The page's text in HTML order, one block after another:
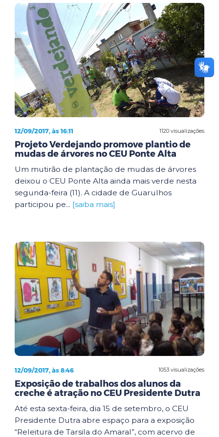
1120 visualizações
12/09/2017, às 16:11
Projeto Verdejando promove plantio de
mudas de árvores no CEU Ponte Alta
Um mutirão de plantação de mudas de árvores
deixou o CEU Ponte Alta ainda mais verde nesta
segunda-feira (11). A cidade de Guarulhos
participou pe... [saiba mais]
1053 visualizações
12/09/2017, às 8:46
Exposição de trabalhos dos alunos da
creche é atração no CEU Presidente Dutra
Até esta sexta-feira, dia 15 de setembro, o CEU
Presidente Dutra abre espaço para a exposição
“Releitura de Tarsila do Amaral”, com acervo de